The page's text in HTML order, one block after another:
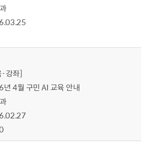
강좌]
4월 구민 AI 교육 안내